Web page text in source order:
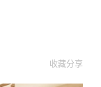
收藏分享